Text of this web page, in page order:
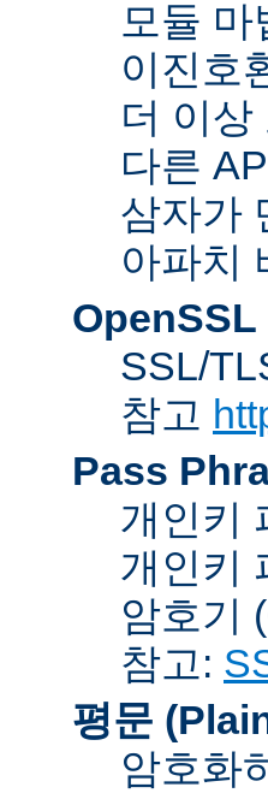
모듈
이진호
더 이상
다른
삼자가
아파치
OpenSSL
SSL/
참고
Pass
개인키
개인키
암호기
참고:
평문
암호화